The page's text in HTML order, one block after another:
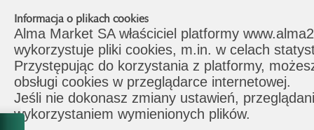
Informacja o plikach cookies
Alma Market SA właściciel platformy
wykorzystuje pliki cookies, m.in. w celach
Przystępując do korzystania z platformy,
obsługi cookies w przeglądarce internetowej.
Jeśli nie dokonasz zmiany ustawień,
wykorzystaniem wymienionych plików.